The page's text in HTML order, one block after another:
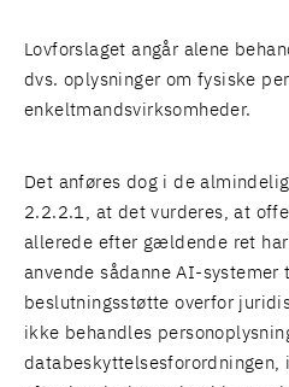
Lovforslaget angår alene
dvs. oplysninger om fysiske
enkeltmandsvirksomheder.
Det anføres dog i de
2.2.2.1, at det vurderes, at
allerede efter gældende ret
anvende sådanne AI-systemer
beslutningsstøtte overfor
ikke behandles
databeskyttelsesforordningen,